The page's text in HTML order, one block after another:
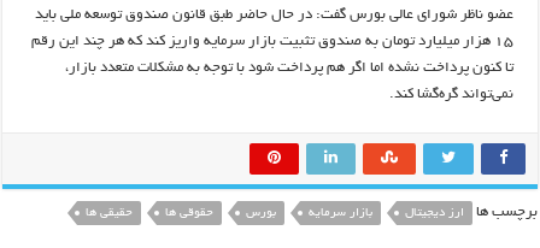
عضو ناظر شورای عالی بورس گفت: در حال حاضر طبق قانون صندوق توسعه ملی باید
۱۵ هزار میلیارد تومان به صندوق تثبیت بازار سرمایه واریز کند که هر چند این رقم
تا کنون پرداخت نشده اما اگر هم پرداخت شود با توجه به مشکلات متعدد بازار،
نمی‌تواند گره‌گشا کند.
برچسب ها ارز دیجیتال بازار سرمایه بورس حقوقی ها حقیقی ها